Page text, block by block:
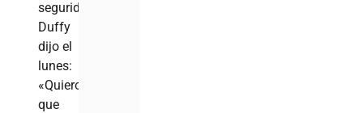
seguridad.
Duffy
dijo el
lunes:
«Quiero
que